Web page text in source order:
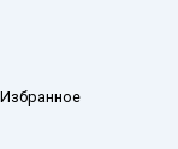
Избранное